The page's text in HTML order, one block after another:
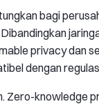
bagi
privacy dan
dengan
Zero-knowledge